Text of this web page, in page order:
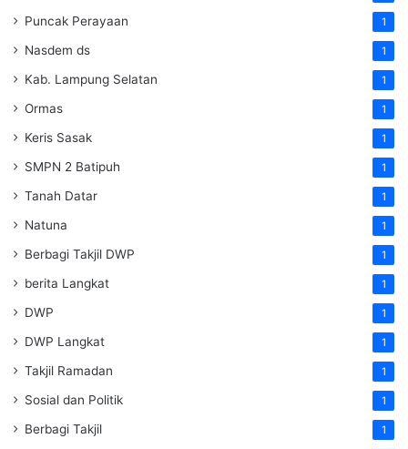
Puncak Perayaan 1
Nasdem ds 1
Kab. Lampung Selatan 1
Ormas 1
Keris Sasak 1
SMPN 2 Batipuh 1
Tanah Datar 1
Natuna 1
Berbagi Takjil DWP 1
berita Langkat 1
DWP 1
DWP Langkat 1
Takjil Ramadan 1
Sosial dan Politik 1
Berbagi Takjil 1